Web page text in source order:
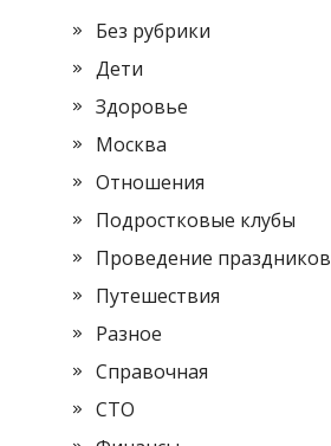
Без рубрики
Дети
Здоровье
Москва
Отношения
Подростковые клубы
Проведение праздников
Путешествия
Разное
Справочная
СТО